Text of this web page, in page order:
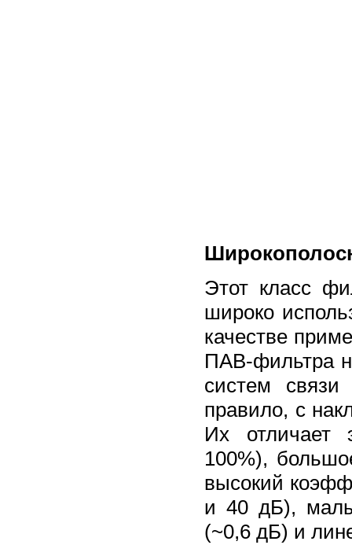
Этот класс
широко
качестве
ПАВ-фильтра
систем
правило, с
Их отличает
100%),
высокий
и 40 дБ),
(~0,6 дБ) и